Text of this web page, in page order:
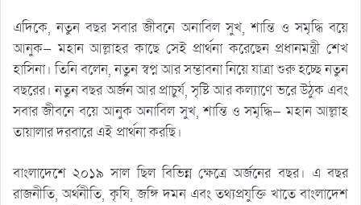
এদিকে, নতুন বছর সবার জীবনে অনাবিল সুখ, শান্তি ও সমৃদ্ধি বয়ে
আনুক— মহান আল্লাহর কাছে সেই প্রার্থনা করেছেন প্রধানমন্ত্রী শেখ
হাসিনা। তিনি বলেন, নতুন স্বপ্ন আর সম্ভাবনা নিয়ে যাত্রা শুরু হচ্ছে নতুন
বছরের। নতুন বছর অর্জন আর প্রাচুর্য, সৃষ্টি আর কল্যাণে ভরে উঠুক এবং
সবার জীবনে বয়ে আনুক অনাবিল সুখ, শান্তি ও সমৃদ্ধি— মহান আল্লাহ
তায়ালার দরবারে এই প্রার্থনা করছি।
বাংলাদেশে ২০১৯ সাল ছিল বিভিন্ন ক্ষেত্রে অর্জনের বছর। এ বছর
রাজনীতি, অর্থনীতি, কৃষি, জঙ্গি দমন এবং তথ্যপ্রযুক্তি খাতে বাংলাদেশ